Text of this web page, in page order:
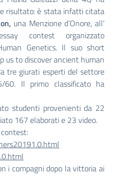
risultato: è stata infatti citata
una Menzione d’Onore, all’
contest organizzato
Genetics. Il suo short
us to discover ancient human
tre giurati esperti del settore
60. Il primo classificato ha
studenti provenienti da 22
167 elaborati e 23 video.
html
i compagni dopo la vittoria ai